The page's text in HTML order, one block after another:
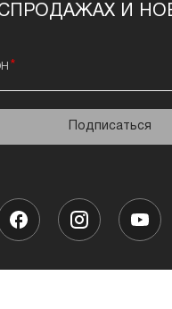
И
Подписаться